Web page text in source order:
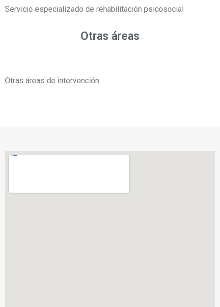
Servicio especializado de rehabilitación psicosocial
Otras áreas
Otras áreas de intervención